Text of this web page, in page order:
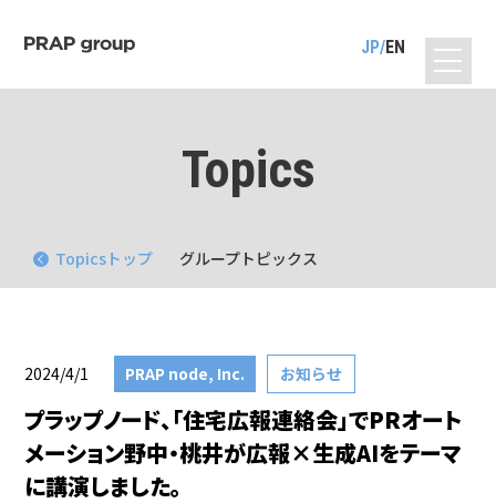
JP EN
Topics
グループトピックス
Topicsトップ
2024/4/1 PRAP node, Inc. お知らせ
プラップノード、「住宅広報連絡会」でPRオート
メーション野中・桃井が広報×生成AIをテーマ
に講演しました。